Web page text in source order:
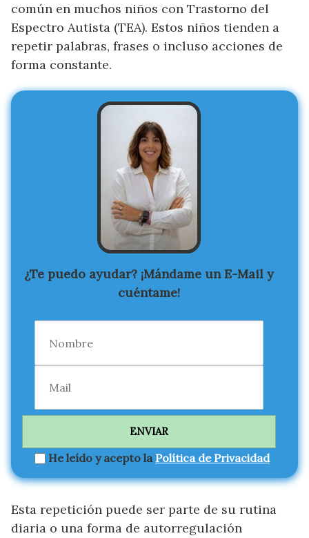
común en muchos niños con Trastorno del
Espectro Autista (TEA). Estos niños tienden a
repetir palabras, frases o incluso acciones de
forma constante.
¿Te puedo ayudar? ¡Mándame un E-Mail y
cuéntame!
He leído y acepto la Política de Privacidad
Esta repetición puede ser parte de su rutina
diaria o una forma de autorregulación